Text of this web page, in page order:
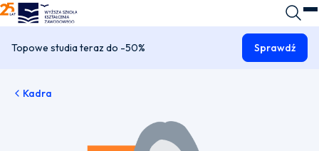
WSKZ - strona główna
Topowe studia teraz do -50% Sprawdź
Kadra